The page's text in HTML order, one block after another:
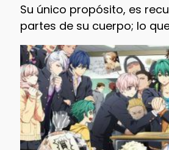
Su único propósito, es
partes de su cuerpo; lo